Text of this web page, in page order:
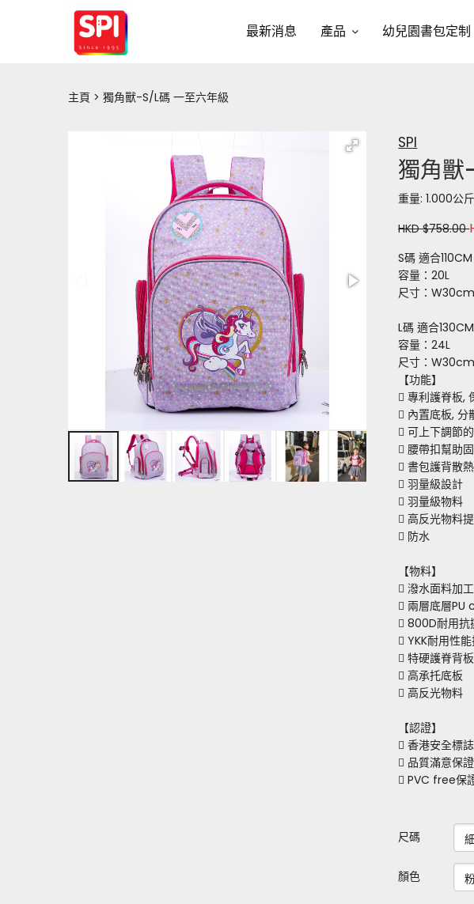
最新消息 產品 幼兒園書包定制
主頁 獨角獸-S/L碼 一至六年級
SPI
獨角獸
重量: 1.000公斤
HKD $758.00
S碼 適合
容量：20L
尺寸：
L碼 適合
容量：24L
尺寸：
【功能】
 專利護脊板,
 內置底板, 分
 可上下調節
 腰帶扣幫助
 書包護背散
 羽量級設計
 羽量級物料
 高反光物料
 防水
【物料】
 潑水面料加工
 兩層底層PU
 800D耐用抗
 YKK耐用性
 特硬護脊背板
 高承托底板
 高反光物料
【認證】
 香港安全標誌
 品質滿意保證
 PVC free保
尺碼
顏色